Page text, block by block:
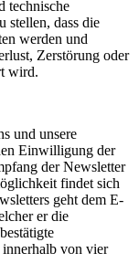
technische
stellen, dass die
werden und
Zerstörung oder
wird.
und unsere
Einwilligung der
der Newsletter
findet sich
geht dem E-
er die
innerhalb von vier